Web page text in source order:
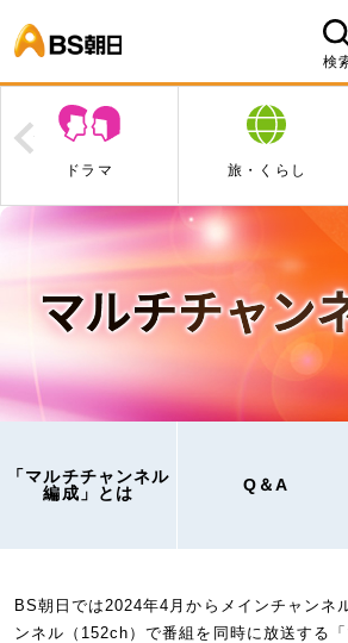
検
ドラマ 旅・くらし
Prev
「マルチチャンネル
編成」とは
Q＆A
BS朝日では2024年4月からメインチャンネ
ンネル（152ch）で番組を同時に放送する